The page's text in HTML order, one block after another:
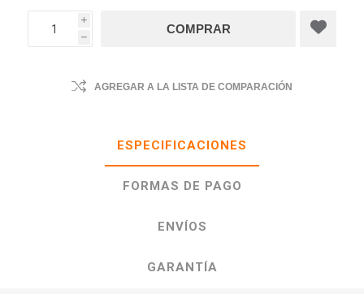
i
h
AGREGAR A LA LISTA DE COMPARACIÓN
ESPECIFICACIONES
FORMAS DE PAGO
ENVÍOS
GARANTÍA